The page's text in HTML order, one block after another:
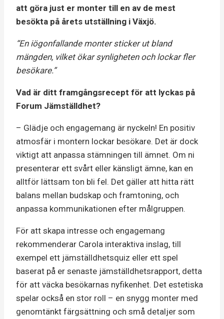
att göra just er monter till en av de mest
besökta på årets utställning i Växjö.
“En iögonfallande monter sticker ut bland
mängden, vilket ökar synligheten och lockar fler
besökare.”
Vad är ditt framgångsrecept för att lyckas på
Forum Jämställdhet?
– Glädje och engagemang är nyckeln! En positiv
atmosfär i montern lockar besökare. Det är dock
viktigt att anpassa stämningen till ämnet. Om ni
presenterar ett svårt eller känsligt ämne, kan en
alltför lättsam ton bli fel. Det gäller att hitta rätt
balans mellan budskap och framtoning, och
anpassa kommunikationen efter målgruppen.
För att skapa intresse och engagemang
rekommenderar Carola interaktiva inslag, till
exempel ett jämställdhetsquiz eller ett spel
baserat på er senaste jämställdhetsrapport, detta
för att väcka besökarnas nyfikenhet. Det estetiska
spelar också en stor roll – en snygg monter med
genomtänkt färgsättning och små detaljer som